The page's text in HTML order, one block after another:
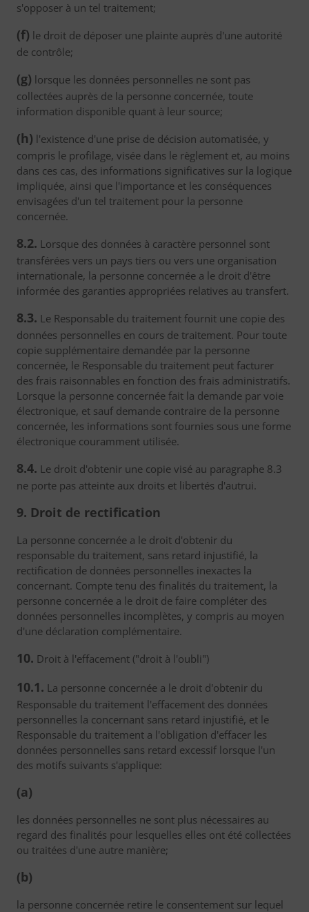
s'opposer à un tel traitement;
(f) le droit de déposer une plainte auprès d'une autorité
de contrôle;
(g) lorsque les données personnelles ne sont pas
collectées auprès de la personne concernée, toute
information disponible quant à leur source;
(h) l'existence d'une prise de décision automatisée, y
compris le profilage, visée dans le règlement et, au moins
dans ces cas, des informations significatives sur la logique
impliquée, ainsi que l'importance et les conséquences
envisagées d'un tel traitement pour la personne
concernée.
8.2. Lorsque des données à caractère personnel sont
transférées vers un pays tiers ou vers une organisation
internationale, la personne concernée a le droit d'être
informée des garanties appropriées relatives au transfert.
8.3. Le Responsable du traitement fournit une copie des
données personnelles en cours de traitement. Pour toute
copie supplémentaire demandée par la personne
concernée, le Responsable du traitement peut facturer
des frais raisonnables en fonction des frais administratifs.
Lorsque la personne concernée fait la demande par voie
électronique, et sauf demande contraire de la personne
concernée, les informations sont fournies sous une forme
électronique couramment utilisée.
8.4. Le droit d'obtenir une copie visé au paragraphe 8.3
ne porte pas atteinte aux droits et libertés d'autrui.
9. Droit de rectification
La personne concernée a le droit d'obtenir du
responsable du traitement, sans retard injustifié, la
rectification de données personnelles inexactes la
concernant. Compte tenu des finalités du traitement, la
personne concernée a le droit de faire compléter des
données personnelles incomplètes, y compris au moyen
d'une déclaration complémentaire.
10. Droit à l'effacement ("droit à l'oubli")
10.1. La personne concernée a le droit d'obtenir du
Responsable du traitement l'effacement des données
personnelles la concernant sans retard injustifié, et le
Responsable du traitement a l'obligation d'effacer les
données personnelles sans retard excessif lorsque l'un
des motifs suivants s'applique:
(a)
les données personnelles ne sont plus nécessaires au
regard des finalités pour lesquelles elles ont été collectées
ou traitées d'une autre manière;
(b)
la personne concernée retire le consentement sur lequel